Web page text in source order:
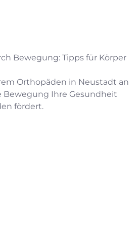
Bewegung: Tipps für Körper
Orthopäden in Neustadt an
Bewegung Ihre Gesundheit
fördert.